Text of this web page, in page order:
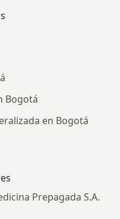
Bogotá
en Bogotá
Prepagada S.A.